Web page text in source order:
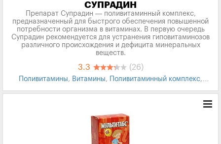
СУПРАДИН
Препарат Супрадин — поливитаминный комплекс,
предназначенный для быстрого обеспечения повышенной
потребности организма в витаминах. В первую очередь
Супрадин рекомендуется для устранения гиповитаминозов
различного происхождения и дефицита минеральных
веществ.
3.3 (26)
Поливитамины, Витамины, Поливитаминный комплекс,